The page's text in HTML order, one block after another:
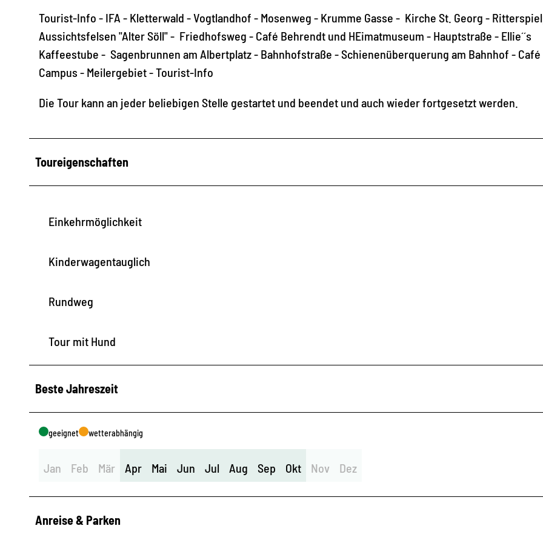
Tourist-Info - IFA - Kletterwald - Vogtlandhof - Mosenweg - Krumme Gasse - Kirche St. Georg -
Aussichtsfelsen "Alter Söll" - Friedhofsweg - Café Behrendt und HEimatmuseum - Hauptstraße - Ellie´´s
Kaffeestube - Sagenbrunnen am Albertplatz - Bahnhofstraße - Schienenüberquerung am Bahnhof - Café
Campus - Meilergebiet - Tourist-Info
Die Tour kann an jeder beliebigen Stelle gestartet und beendet und auch wieder fortgesetzt werden.
Toureigenschaften
Einkehrmöglichkeit
Kinderwagentauglich
Rundweg
Tour mit Hund
Beste Jahreszeit
geeignet wetterabhängig
Jan Feb Mär Apr Mai Jun Jul Aug Sep Okt Nov Dez
Anreise & Parken